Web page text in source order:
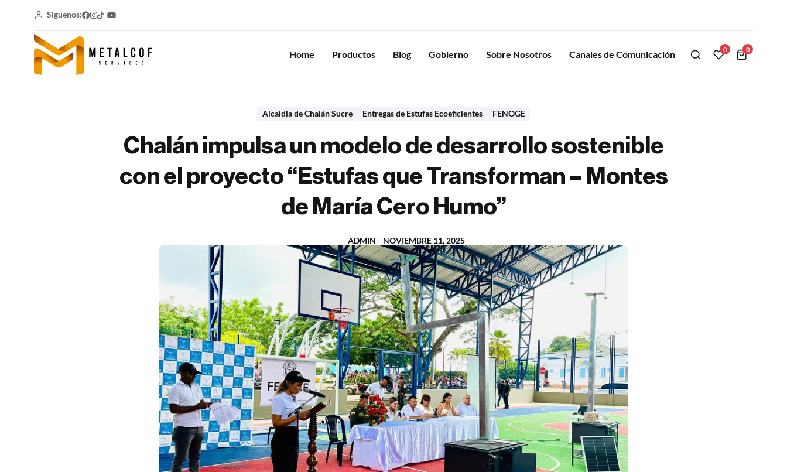
Siguenos:
Home Productos Blog Gobierno Sobre Nosotros Canales de Comunicación 0 0
Alcaldia de Chalán Sucre Entregas de Estufas Ecoeficientes FENOGE
Chalán impulsa un modelo de desarrollo sostenible
con el proyecto “Estufas que Transforman – Montes
de María Cero Humo”
ADMIN NOVIEMBRE 11, 2025